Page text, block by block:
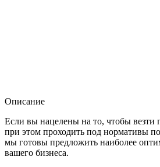
Описание
Если вы нацелены на то, чтобы везти
при этом проходить под нормативы
мы готовы предложить наиболее
вашего бизнеса.